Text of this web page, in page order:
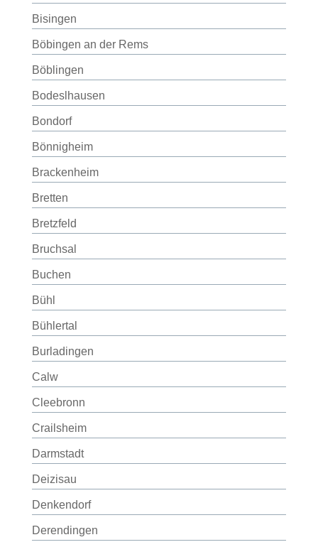
Bisingen
Böbingen an der Rems
Böblingen
Bodeslhausen
Bondorf
Bönnigheim
Brackenheim
Bretten
Bretzfeld
Bruchsal
Buchen
Bühl
Bühlertal
Burladingen
Calw
Cleebronn
Crailsheim
Darmstadt
Deizisau
Denkendorf
Derendingen